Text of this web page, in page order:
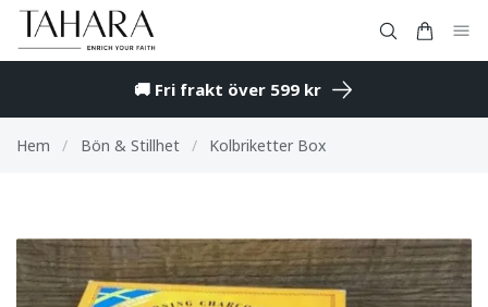
🚚 Fri frakt över 599 kr
Hem / Bön & Stillhet / Kolbriketter Box